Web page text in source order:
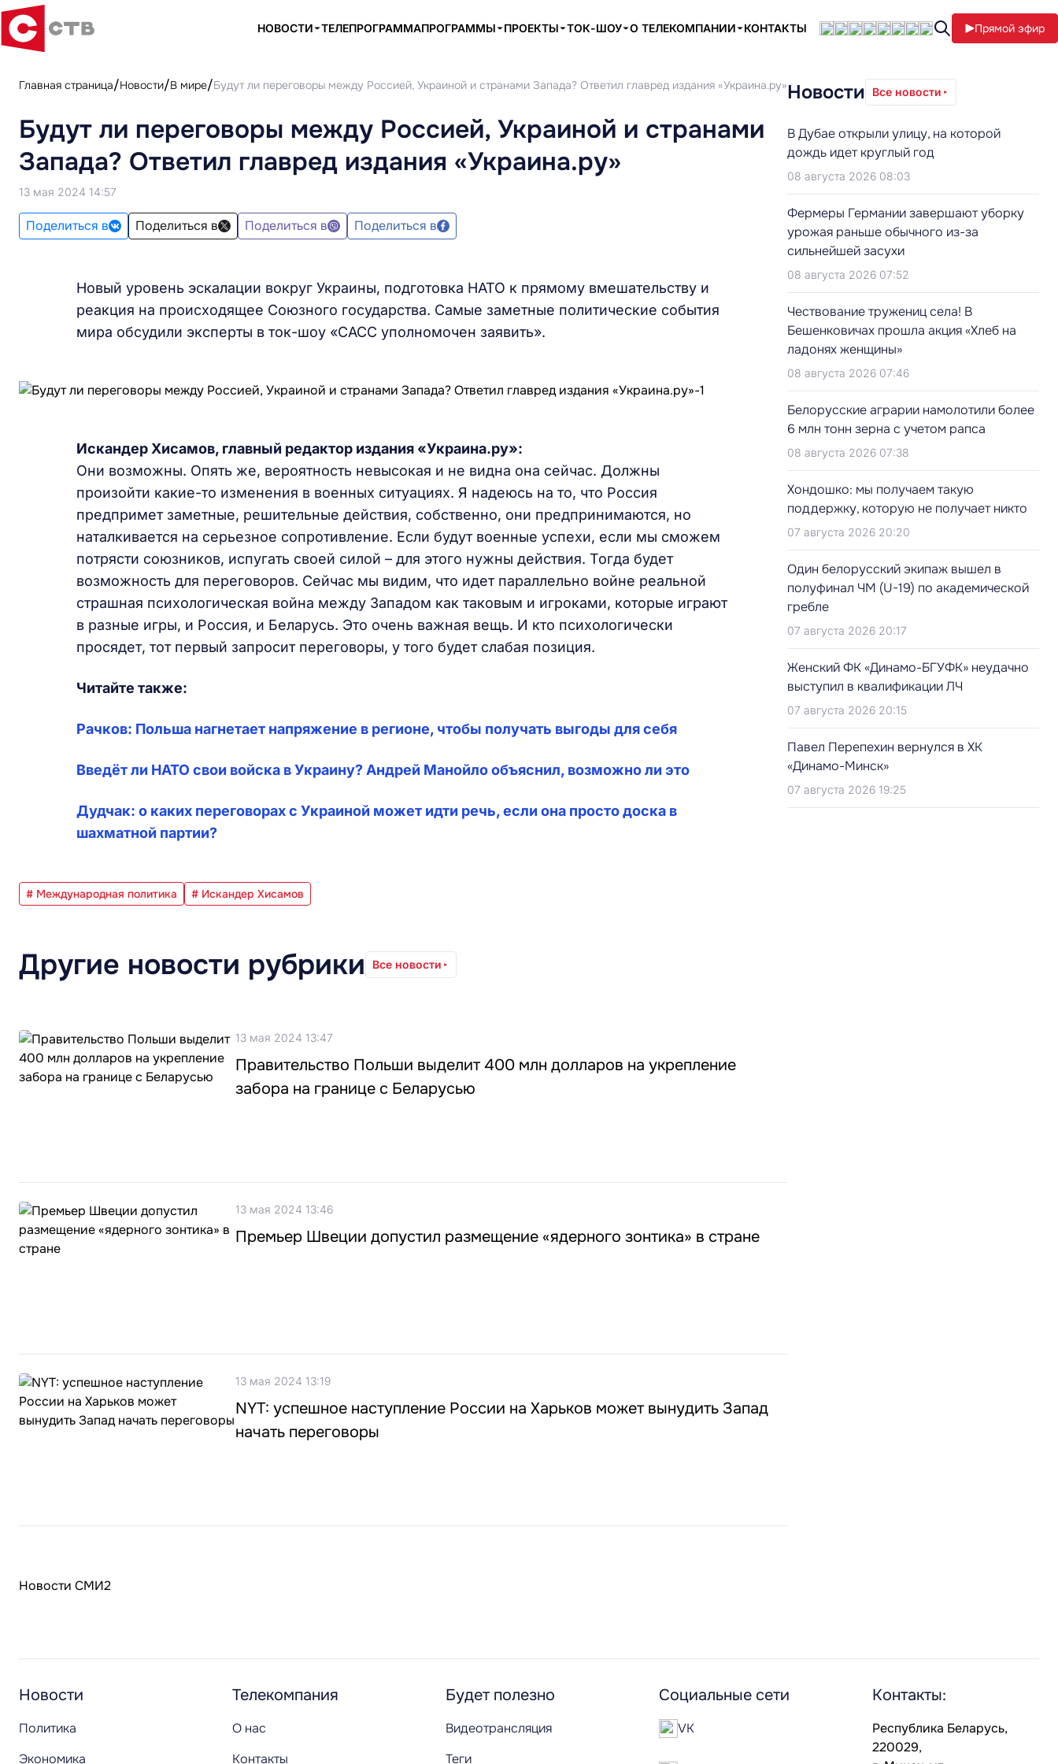
НОВОСТИ ТЕЛЕПРОГРАММАПРОГРАММЫ ПРОЕКТЫ ТОК-ШОУ О ТЕЛЕКОМПАНИИ КОНТАКТЫ Прямой эфир
Главная страница Новости В мире Будут ли переговоры между Россией, Украиной и странами Запада? Ответил главред издания «Украина.ру»
Будут ли переговоры между Россией, Украиной и странами
Запада? Ответил главред издания «Украина.ру»
13 мая 2024 14:57
Поделиться в Поделиться в Поделиться в Поделиться в
Новый уровень эскалации вокруг Украины, подготовка НАТО к прямому вмешательству и
реакция на происходящее Союзного государства. Самые заметные политические события
мира обсудили эксперты в ток-шоу «САСС уполномочен заявить».
Искандер Хисамов, главный редактор издания «Украина.ру»:
Они возможны. Опять же, вероятность невысокая и не видна она сейчас. Должны
произойти какие-то изменения в военных ситуациях. Я надеюсь на то, что Россия
предпримет заметные, решительные действия, собственно, они предпринимаются, но
наталкивается на серьезное сопротивление. Если будут военные успехи, если мы сможем
потрясти союзников, испугать своей силой – для этого нужны действия. Тогда будет
возможность для переговоров. Сейчас мы видим, что идет параллельно войне реальной
страшная психологическая война между Западом как таковым и игроками, которые играют
в разные игры, и Россия, и Беларусь. Это очень важная вещь. И кто психологически
просядет, тот первый запросит переговоры, у того будет слабая позиция.
Читайте также:
Рачков: Польша нагнетает напряжение в регионе, чтобы получать выгоды для себя
Введёт ли НАТО свои войска в Украину? Андрей Манойло объяснил, возможно ли это
Дудчак: о каких переговорах с Украиной может идти речь, если она просто доска в
шахматной партии?
# Международная политика # Искандер Хисамов
Другие новости рубрики Все новости
13 мая 2024 13:47
Правительство Польши выделит 400 млн долларов на укрепление
забора на границе с Беларусью
13 мая 2024 13:46
Премьер Швеции допустил размещение «ядерного зонтика» в стране
13 мая 2024 13:19
NYT: успешное наступление России на Харьков может вынудить Запад
начать переговоры
Новости СМИ2
Новости Все новости
В Дубае открыли улицу, на которой
дождь идет круглый год
08 августа 2026 08:03
Фермеры Германии завершают уборку
урожая раньше обычного из-за
сильнейшей засухи
08 августа 2026 07:52
Чествование тружениц села! В
Бешенковичах прошла акция «Хлеб на
ладонях женщины»
08 августа 2026 07:46
Белорусские аграрии намолотили более
6 млн тонн зерна с учетом рапса
08 августа 2026 07:38
Хондошко: мы получаем такую
поддержку, которую не получает никто
07 августа 2026 20:20
Один белорусский экипаж вышел в
полуфинал ЧМ (U-19) по академической
гребле
07 августа 2026 20:17
Женский ФК «Динамо-БГУФК» неудачно
выступил в квалификации ЛЧ
07 августа 2026 20:15
Павел Перепехин вернулся в ХК
«Динамо-Минск»
07 августа 2026 19:25
Новости
Политика
Экономика
Телекомпания
О нас
Контакты
Будет полезно
Видеотрансляция
Теги
Социальные сети
VK
Контакты:
Республика Беларусь,
220029,